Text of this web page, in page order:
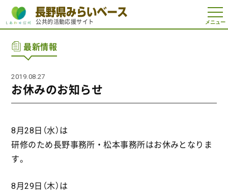
t
o
a
公共的活動応援サイト
最新情報
2019.08.27
お休みのお知らせ
8月28日（水）は
研修のため長野事務所・松本事務所はお休みとなりま
す。
8月29日（木）は